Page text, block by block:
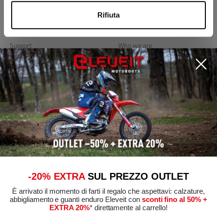
Rifiuta
Support
Support
Shipments and returns
Agency
Who we are
Blog
Store locator
Useful links
Privacy Policy
Cookie policy
Edit Cookie Preferences
General conditions of sale
Conformity certifications
-20% EXTRASUL PREZZO OUTLET
È arrivato il momento di farti il regalo che aspettavi: calzature,
abbigliamento e guanti enduro Eleveit con sconti fino al 50% +
EXTRA 20%* direttamente al carrello!